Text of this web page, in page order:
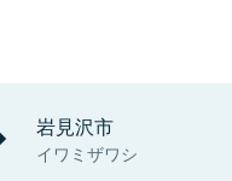
岩見沢市
イワミザワシ